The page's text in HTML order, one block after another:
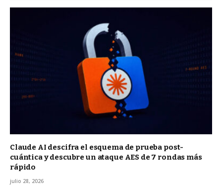
Claude AI descifra el esquema de prueba post-
cuántica y descubre un ataque AES de 7 rondas más
rápido
julio 28, 2026